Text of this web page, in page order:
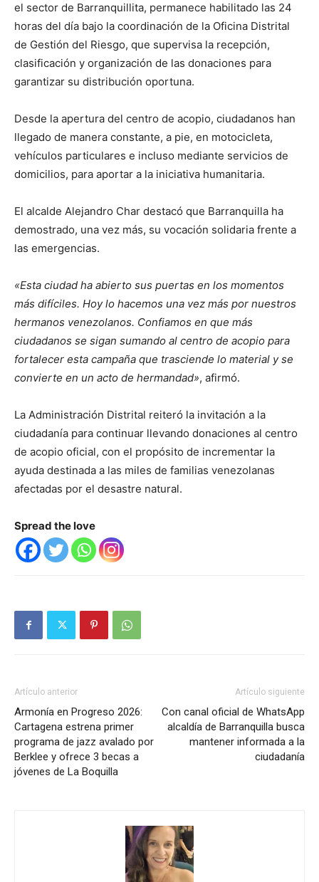
el sector de Barranquillita, permanece habilitado las 24
horas del día bajo la coordinación de la Oficina Distrital
de Gestión del Riesgo, que supervisa la recepción,
clasificación y organización de las donaciones para
garantizar su distribución oportuna.
Desde la apertura del centro de acopio, ciudadanos han
llegado de manera constante, a pie, en motocicleta,
vehículos particulares e incluso mediante servicios de
domicilios, para aportar a la iniciativa humanitaria.
El alcalde Alejandro Char destacó que Barranquilla ha
demostrado, una vez más, su vocación solidaria frente a
las emergencias.
«Esta ciudad ha abierto sus puertas en los momentos
más difíciles. Hoy lo hacemos una vez más por nuestros
hermanos venezolanos. Confiamos en que más
ciudadanos se sigan sumando al centro de acopio para
fortalecer esta campaña que trasciende lo material y se
convierte en un acto de hermandad», afirmó.
La Administración Distrital reiteró la invitación a la
ciudadanía para continuar llevando donaciones al centro
de acopio oficial, con el propósito de incrementar la
ayuda destinada a las miles de familias venezolanas
afectadas por el desastre natural.
Spread the love
Artículo anterior
Armonía en Progreso 2026:
Cartagena estrena primer
programa de jazz avalado por
Berklee y ofrece 3 becas a
jóvenes de La Boquilla
Artículo siguiente
Con canal oficial de WhatsApp
alcaldía de Barranquilla busca
mantener informada a la
ciudadanía